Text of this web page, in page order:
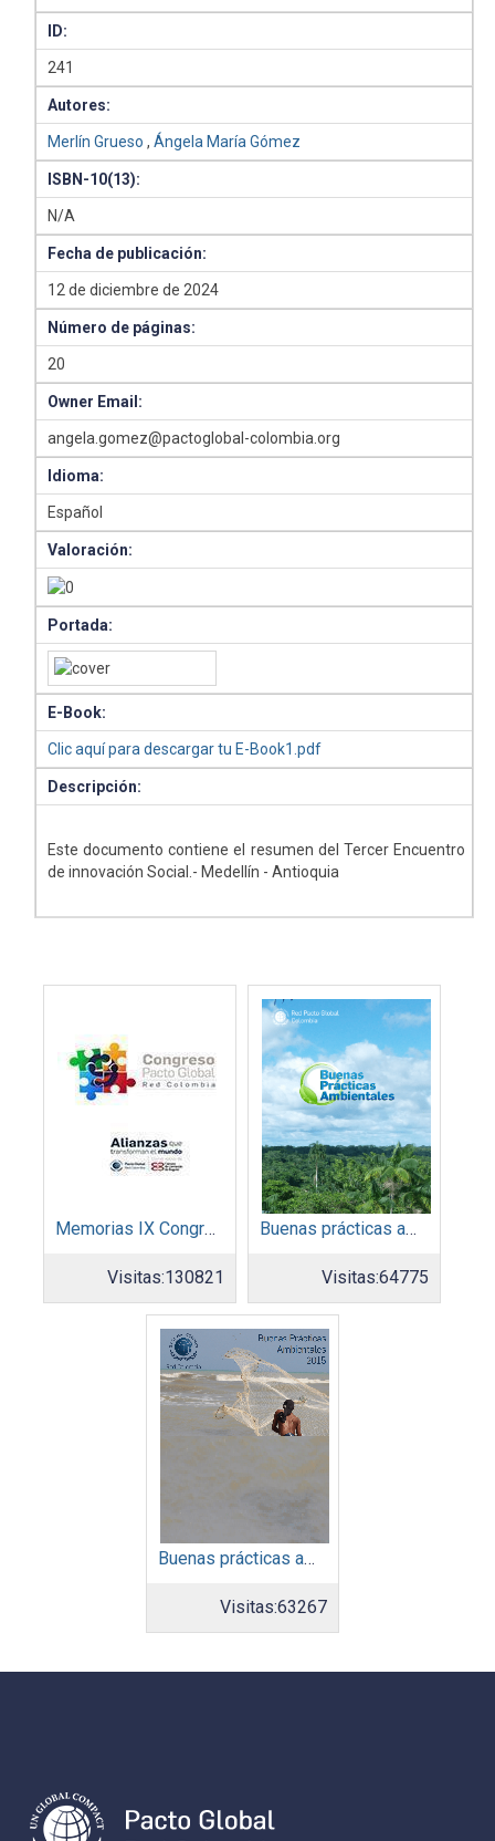
ID:
241
Autores:
Merlín Grueso ,Ángela María Gómez
ISBN-10(13):
N/A
Fecha de publicación:
12 de diciembre de 2024
Número de páginas:
20
Owner Email:
angela.gomez@pactoglobal-colombia.org
Idioma:
Español
Valoración:
Portada:
E-Book:
Clic aquí para descargar tu E-Book1.pdf
Descripción:
Este documento contiene el resumen del Tercer Encuentro
de innovación Social.- Medellín - Antioquia
Memorias IX Congreso Pacto Global 2019
Visitas:130821
Buenas prácticas ambientales 2014
Visitas:64775
Buenas prácticas ambientales 2015
Visitas:63267